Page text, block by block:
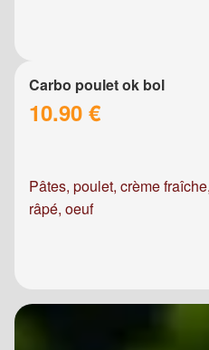
Carbo poulet ok bol
10.90 €
Pâtes, poulet, crème
râpé, oeuf